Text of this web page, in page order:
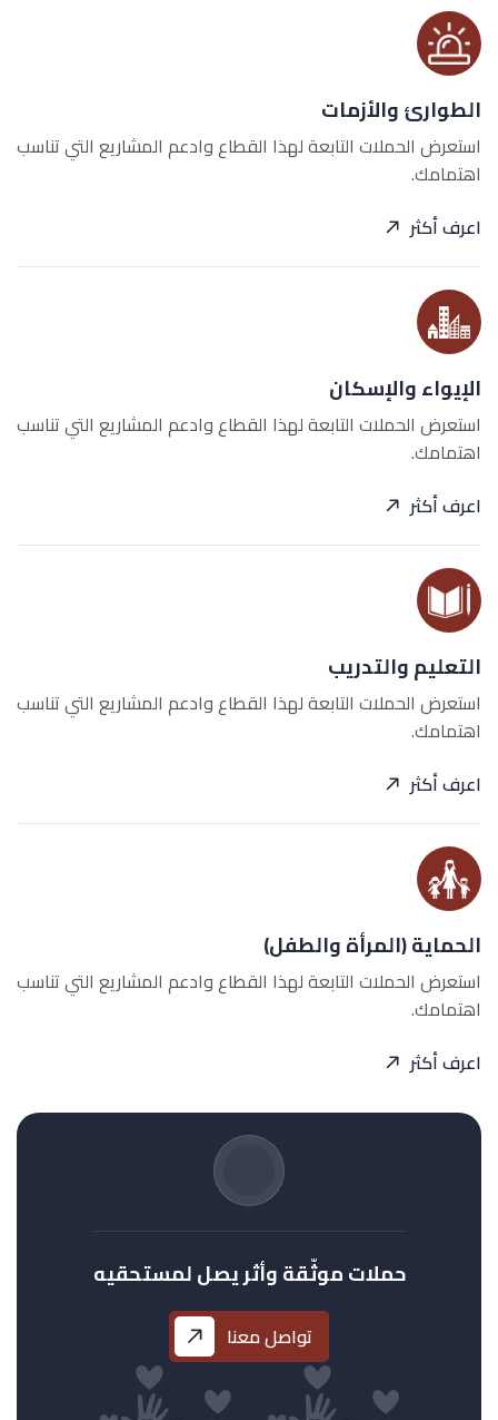
الطوارئ والأزمات
استعرض الحملات التابعة لهذا القطاع وادعم المشاريع التي تناسب
اهتمامك.
اعرف أكثر
الإيواء والإسكان
استعرض الحملات التابعة لهذا القطاع وادعم المشاريع التي تناسب
اهتمامك.
اعرف أكثر
التعليم والتدريب
استعرض الحملات التابعة لهذا القطاع وادعم المشاريع التي تناسب
اهتمامك.
اعرف أكثر
الحماية (المرأة والطفل)
استعرض الحملات التابعة لهذا القطاع وادعم المشاريع التي تناسب
اهتمامك.
اعرف أكثر
حملات موثّقة وأثر يصل لمستحقيه
تواصل معنا